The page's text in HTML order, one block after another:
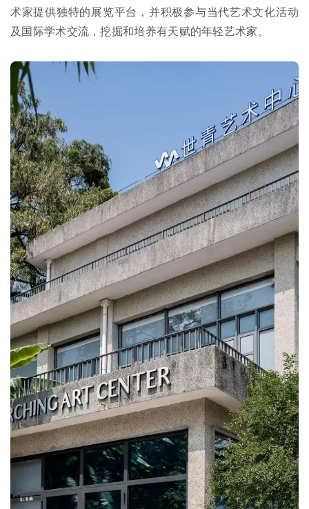
术家提供独特的展览平台，并积极参与当代艺术文化活动
及国际学术交流，挖掘和培养有天赋的年轻艺术家。